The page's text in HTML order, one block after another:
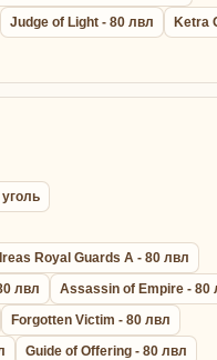
Judge of Light - 80 лвл Ketra
Royal Guards A - 80 лвл
лвл
Assassin of Empire - 80
Forgotten Victim - 80 лвл
Guide of Offering - 80 лвл